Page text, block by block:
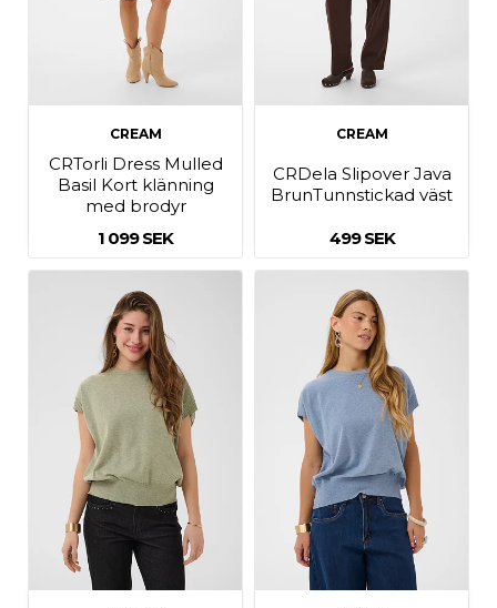
CREAM
CRTorli Dress Mulled
Basil Kort klänning
med brodyr
1 099 SEK
CREAM
CRDela Slipover Java
BrunTunnstickad väst
499 SEK